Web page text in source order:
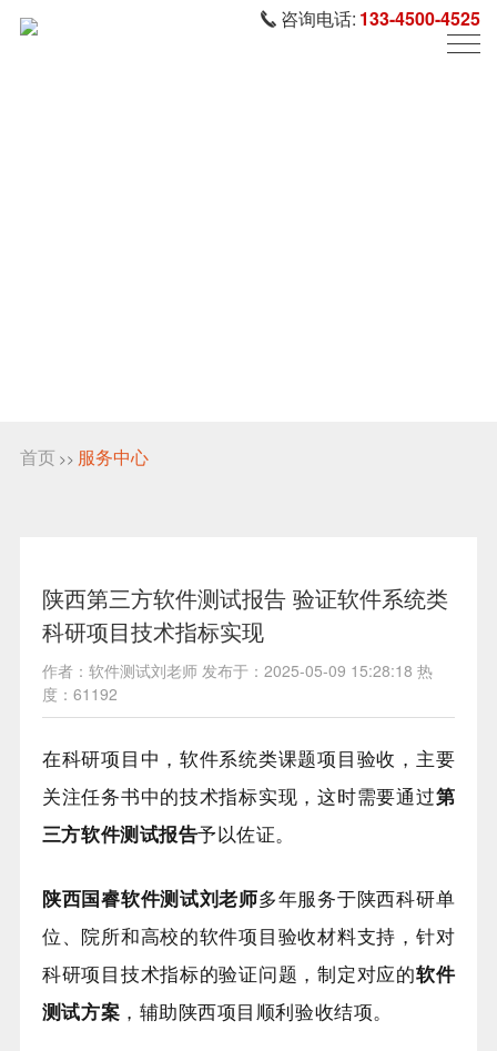
咨询电话: 133-4500-4525
首页 >> 服务中心
陕西第三方软件测试报告 验证软件系统类
科研项目技术指标实现
作者：软件测试刘老师 发布于：2025-05-09 15:28:18 热
度：61192
在科研项目中，软件系统类课题项目验收，主要
关注任务书中的技术指标实现，这时需要通过第
三方软件测试报告予以佐证。
陕西国睿软件测试刘老师多年服务于陕西科研单
位、院所和高校的软件项目验收材料支持，针对
科研项目技术指标的验证问题，制定对应的软件
测试方案 ，辅助陕西项目顺利验收结项。